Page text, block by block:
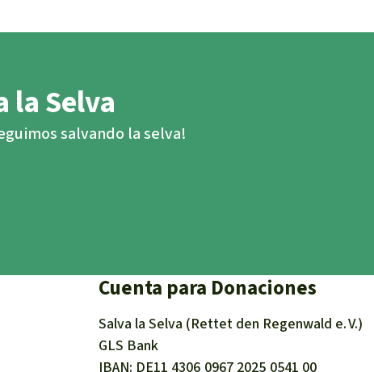
la Selva
salvando la selva!
Cuenta para Donaciones
Salva la Selva (Rettet den Regenwald e. V.)
GLS Bank
IBAN DE11 4306 0967 2025 0541 00